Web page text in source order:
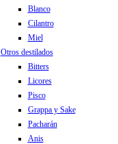
Blanco
Cilantro
Miel
Otros destilados
Bitters
Licores
Pisco
Grappa y Sake
Pacharán
Anis